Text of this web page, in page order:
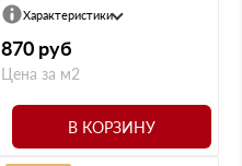
Характеристики
870 руб
Цена за м2
В КОРЗИНУ